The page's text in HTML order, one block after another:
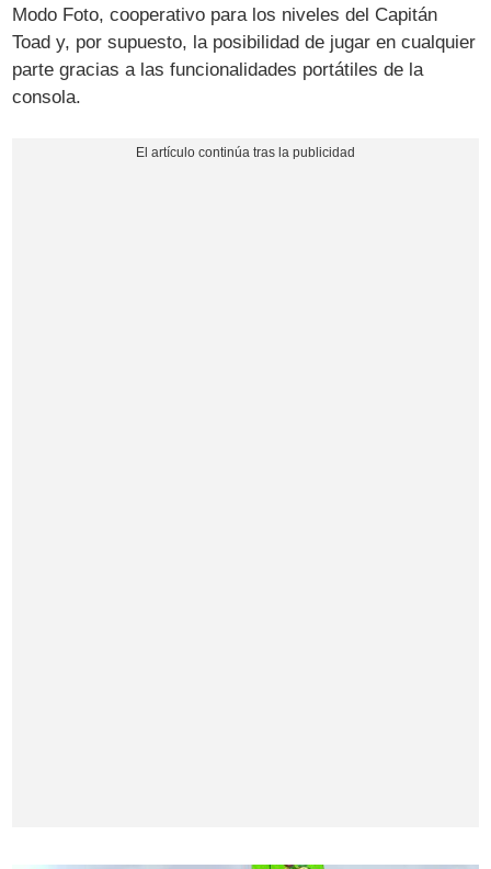
Modo Foto, cooperativo para los niveles del Capitán
Toad y, por supuesto, la posibilidad de jugar en cualquier
parte gracias a las funcionalidades portátiles de la
consola.